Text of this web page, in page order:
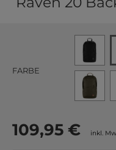
FARBE
109,95 € inkl.